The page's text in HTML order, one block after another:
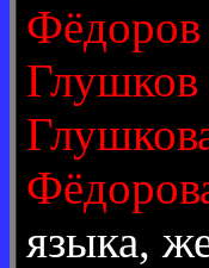
Глушков
языка,